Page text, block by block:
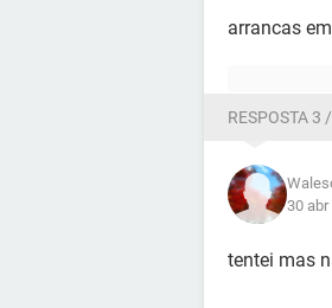
arrancas
RESPOSTA 3
30
tentei mas